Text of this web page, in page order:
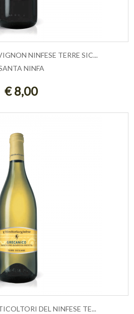
ESAURITO
NINFESE TERRE SIC...
NINFA
€ 8,00
DEL NINFESE TE...